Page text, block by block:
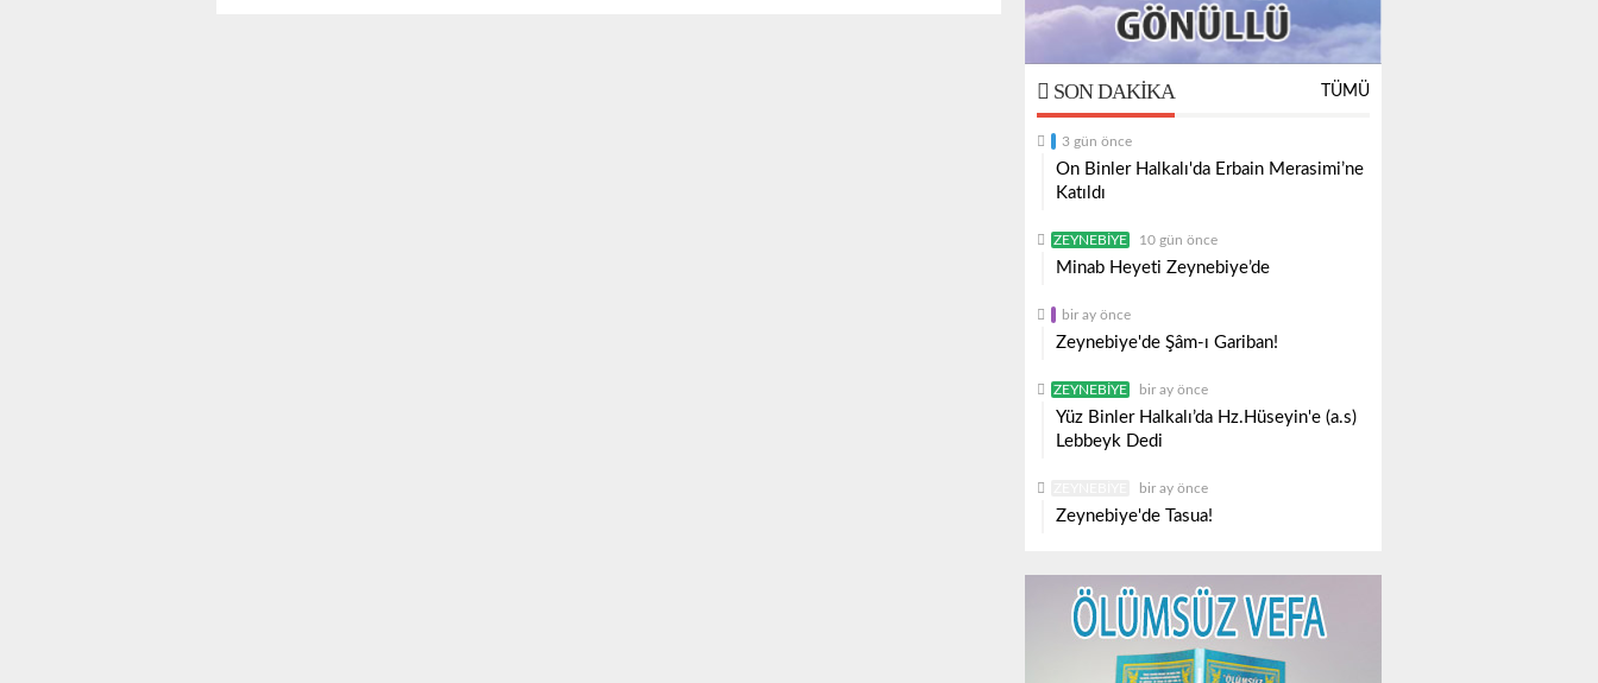
SON DAKIKA TÜMÜ
3 gün önce
On Binler Halkalı'da Erbain Merasimi’ne
Katıldı
ZEYNEBIYE 10 gün önce
Minab Heyeti Zeynebiye’de
bir ay önce
Zeynebiye'de Şâm-ı Gariban!
ZEYNEBIYE bir ay önce
Yüz Binler Halkalı’da Hz.Hüseyin'e (a.s)
Lebbeyk Dedi
bir ay önce
Zeynebiye'de Tasua!